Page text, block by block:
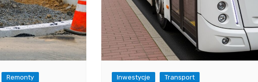
Remonty Inwestycje Transport